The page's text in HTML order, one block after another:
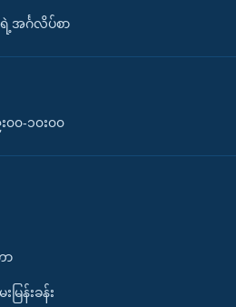
ရဲ့အင်္ဂလိပ်စာ
၀၀-၁၀း၀၀
ာ
ြန်းခန်း